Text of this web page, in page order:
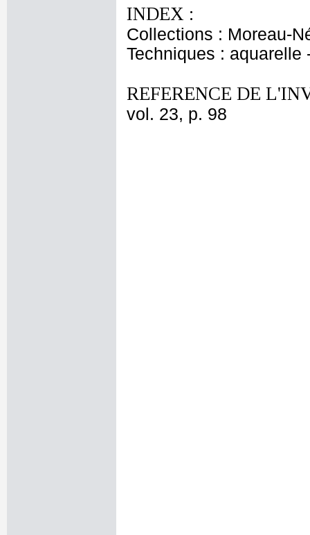
INDEX :
Collections : Moreau-
Techniques : aquarelle
REFERENCE DE
vol. 23, p. 98